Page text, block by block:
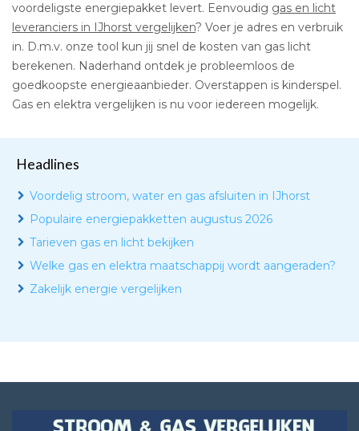
voordeligste energiepakket levert. Eenvoudig gas en licht
leveranciers in IJhorst vergelijken? Voer je adres en verbruik
in. D.m.v. onze tool kun jij snel de kosten van gas licht
berekenen. Naderhand ontdek je probleemloos de
goedkoopste energieaanbieder. Overstappen is kinderspel.
Gas en elektra vergelijken is nu voor iedereen mogelijk.
Headlines
Voordelig stroom, water en gas afsluiten in IJhorst
Populaire energiepakketten augustus 2026
Tarieven gas en licht bekijken
Welke gas en elektra maatschappij wordt aangeraden?
Zakelijk energie vergelijken